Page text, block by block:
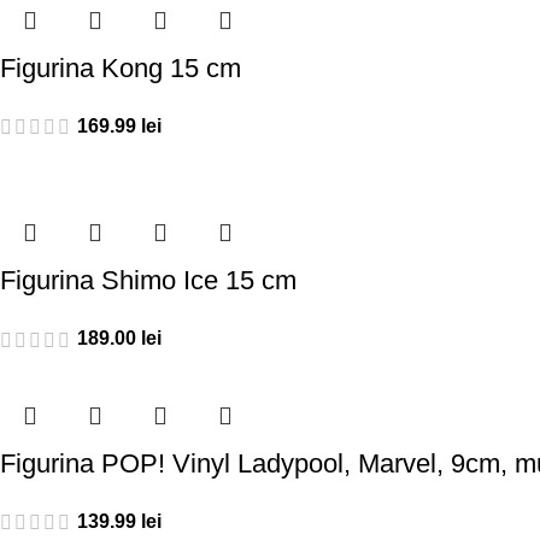
Figurina Kong 15 cm
169.99 lei
Figurina Shimo Ice 15 cm
189.00 lei
Figurina POP! Vinyl Ladypool, Marvel, 9cm,
139.99 lei